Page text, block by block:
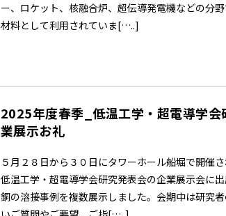
ー、ロケット、核融合炉、超伝導発電機などの分
材料として利用されていま[…..]
2025年度春季_低温工学・超電導学会
業展示お礼
５月２８日から３０日にタワーホール船堀で開催さ
低温工学・超電導学会研究発表会の企業展示会に
銅の溶接事例を複数展示しました。会期中は研究